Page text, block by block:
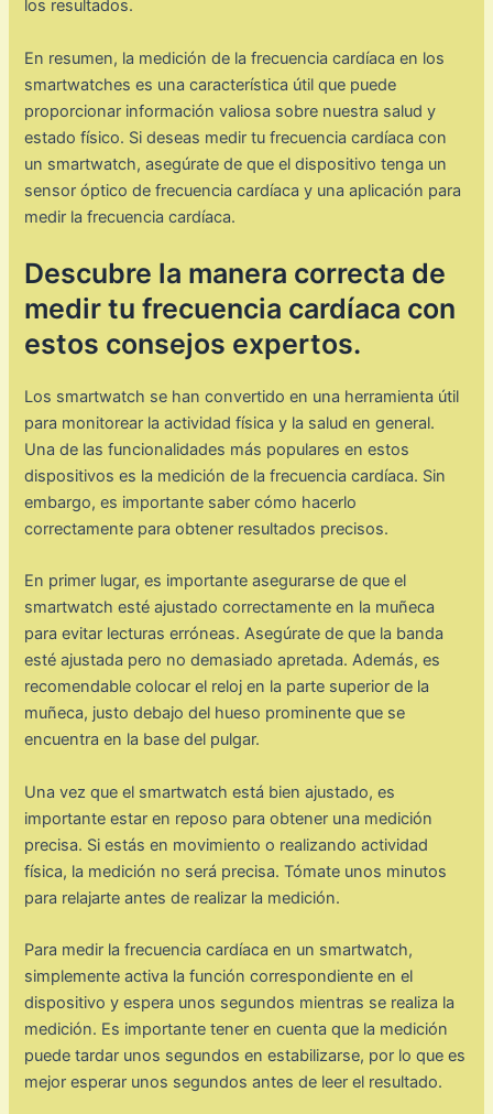
los resultados.
En resumen, la medición de la frecuencia cardíaca en los
smartwatches es una característica útil que puede
proporcionar información valiosa sobre nuestra salud y
estado físico. Si deseas medir tu frecuencia cardíaca con
un smartwatch, asegúrate de que el dispositivo tenga un
sensor óptico de frecuencia cardíaca y una aplicación para
medir la frecuencia cardíaca.
Descubre la manera correcta de
medir tu frecuencia cardíaca con
estos consejos expertos.
Los smartwatch se han convertido en una herramienta útil
para monitorear la actividad física y la salud en general.
Una de las funcionalidades más populares en estos
dispositivos es la medición de la frecuencia cardíaca. Sin
embargo, es importante saber cómo hacerlo
correctamente para obtener resultados precisos.
En primer lugar, es importante asegurarse de que el
smartwatch esté ajustado correctamente en la muñeca
para evitar lecturas erróneas. Asegúrate de que la banda
esté ajustada pero no demasiado apretada. Además, es
recomendable colocar el reloj en la parte superior de la
muñeca, justo debajo del hueso prominente que se
encuentra en la base del pulgar.
Una vez que el smartwatch está bien ajustado, es
importante estar en reposo para obtener una medición
precisa. Si estás en movimiento o realizando actividad
física, la medición no será precisa. Tómate unos minutos
para relajarte antes de realizar la medición.
Para medir la frecuencia cardíaca en un smartwatch,
simplemente activa la función correspondiente en el
dispositivo y espera unos segundos mientras se realiza la
medición. Es importante tener en cuenta que la medición
puede tardar unos segundos en estabilizarse, por lo que es
mejor esperar unos segundos antes de leer el resultado.